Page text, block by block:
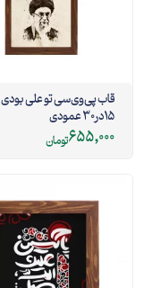
قاب پی‌وی‌سی تو علی بودی
15در30 عمودی
655,000تومان